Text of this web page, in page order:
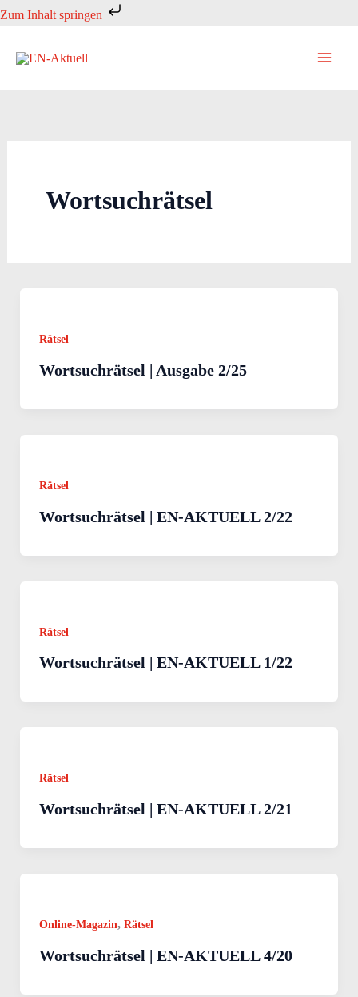
Zum Inhalt springen
Zum
springen
Wortsuchrätsel
Rätsel
Wortsuchrätsel | Ausgabe 2/25
Rätsel
Wortsuchrätsel | EN-AKTUELL 2/22
Rätsel
Wortsuchrätsel | EN-AKTUELL 1/22
Rätsel
Wortsuchrätsel | EN-AKTUELL 2/21
Online-Magazin, Rätsel
Wortsuchrätsel | EN-AKTUELL 4/20